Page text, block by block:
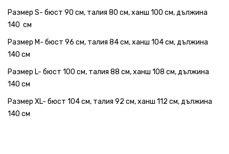
Размер S- бюст 90 см, талия 80 см, ханш 100 см, дължина
140 см
Размер М- бюст 96 см, талия 84 см, ханш 104 см, дължина
140 см
Размер L- бюст 100 см, талия 88 см, ханш 108 см, дължина
140 см
Размер XL- бюст 104 см, талия 92 см, ханш 112 см, дължина
140 см